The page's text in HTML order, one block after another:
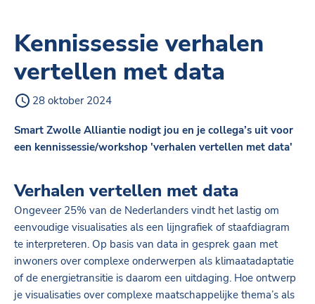
Kennissessie verhalen
vertellen met data
28 oktober 2024
Smart Zwolle Alliantie nodigt jou en je collega’s uit voor
een kennissessie/workshop 'verhalen vertellen met data'
Verhalen vertellen met data
Ongeveer 25% van de Nederlanders vindt het lastig om
eenvoudige visualisaties als een lijngrafiek of staafdiagram
te interpreteren. Op basis van data in gesprek gaan met
inwoners over complexe onderwerpen als klimaatadaptatie
of de energietransitie is daarom een uitdaging. Hoe ontwerp
je visualisaties over complexe maatschappelijke thema’s als